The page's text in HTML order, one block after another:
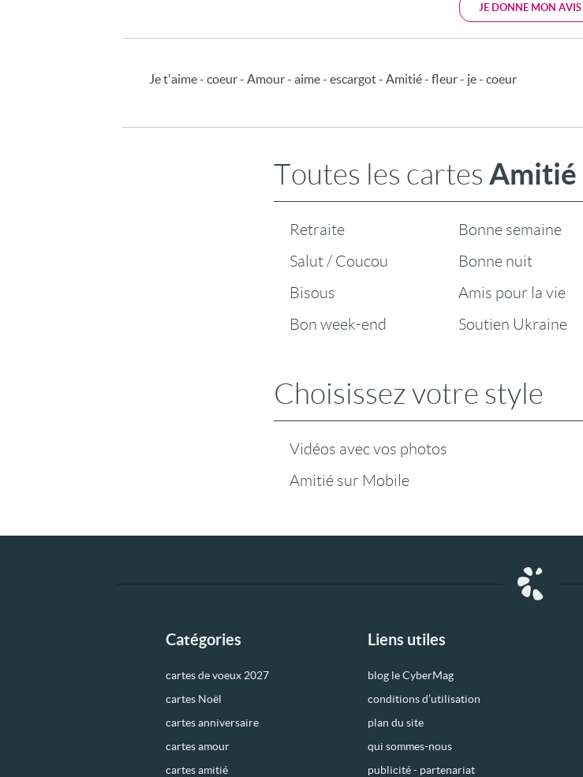
JE DONNE MON AVIS
Je t'aime - coeur - Amour - aime - escargot - Amitié - fleur - je - coeur
Toutes les cartes Amitié
Retraite
Salut / Coucou
Bisous
Bon week-end
Bonne semaine
Bonne nuit
Amis pour la vie
Soutien Ukraine
Choisissez votre style
Vidéos avec vos photos
Amitié sur Mobile
Catégories
cartes de voeux 2027
cartes Noël
cartes anniversaire
cartes amour
cartes amitié
Liens utiles
blog le CyberMag
conditions d’utilisation
plan du site
qui sommes-nous
publicité - partenariat